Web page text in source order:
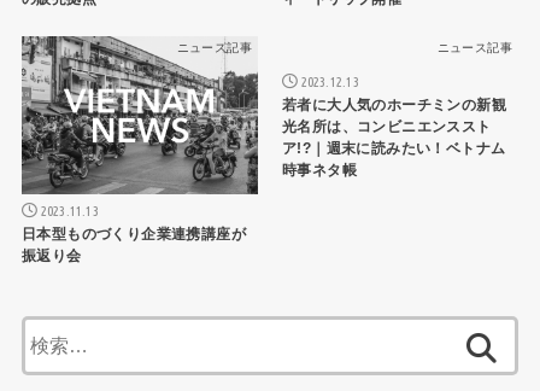
ニュース記事
2023.11.13
日本型ものづくり企業連携講座が
振返り会
ニュース記事
2023.12.13
若者に大人気のホーチミンの新観
光名所は、コンビニエンススト
ア!?｜週末に読みたい！ベトナム
時事ネタ帳
索: